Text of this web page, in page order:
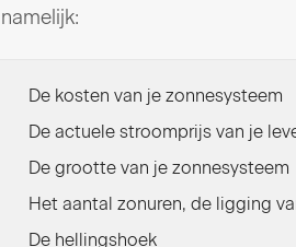
namelijk:
De kosten van je zonnesysteem
De actuele stroomprijs van je
De grootte van je zonnesysteem
Het aantal zonuren, de ligging
De hellingshoek